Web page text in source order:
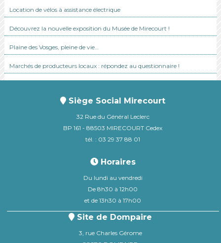
Location de vélos à assistance électrique
Découvrez la nouvelle exposition du Musée de Mirecourt !
Plaine des Vosges, pleine de vie…
Marchés de producteurs locaux : répondez au questionnaire !
Siège Social Mirecourt
32 Rue du Général Leclerc
BP 161 - 88503 MIRECOURT Cedex
tél. : 03 29 37 88 01
Horaires
Du lundi au vendredi
De 8h30 à 12h00
et de 13h30 à 17h00
Site de Dompaire
3, rue Charles Gérome